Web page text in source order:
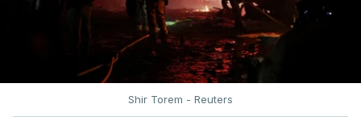
Shir Torem - Reuters